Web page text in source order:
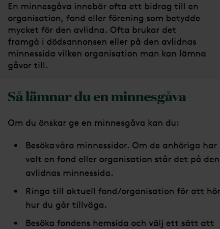
En minnesgåva innebär ofta ett bidrag till en
organisation, fond eller förening som betydde
mycket för den avlidna. Ofta brukar det
framgå i dödsannonsen eller på den avlidnas
minnessida vilken organisation man kan lämna
gåvor till.
Så lämnar du en minnesgåva
Om du önskar ge en minnesgåva kan du:
Besökavåra minnessidor. Om de anhöriga har
valt en fond eller organisation står det på den
avlidnas minnessida.
Ringa till aktuell fond/organisation för att
hur du går tillväga.
Besöka fondens hemsida och välj ett sätt att